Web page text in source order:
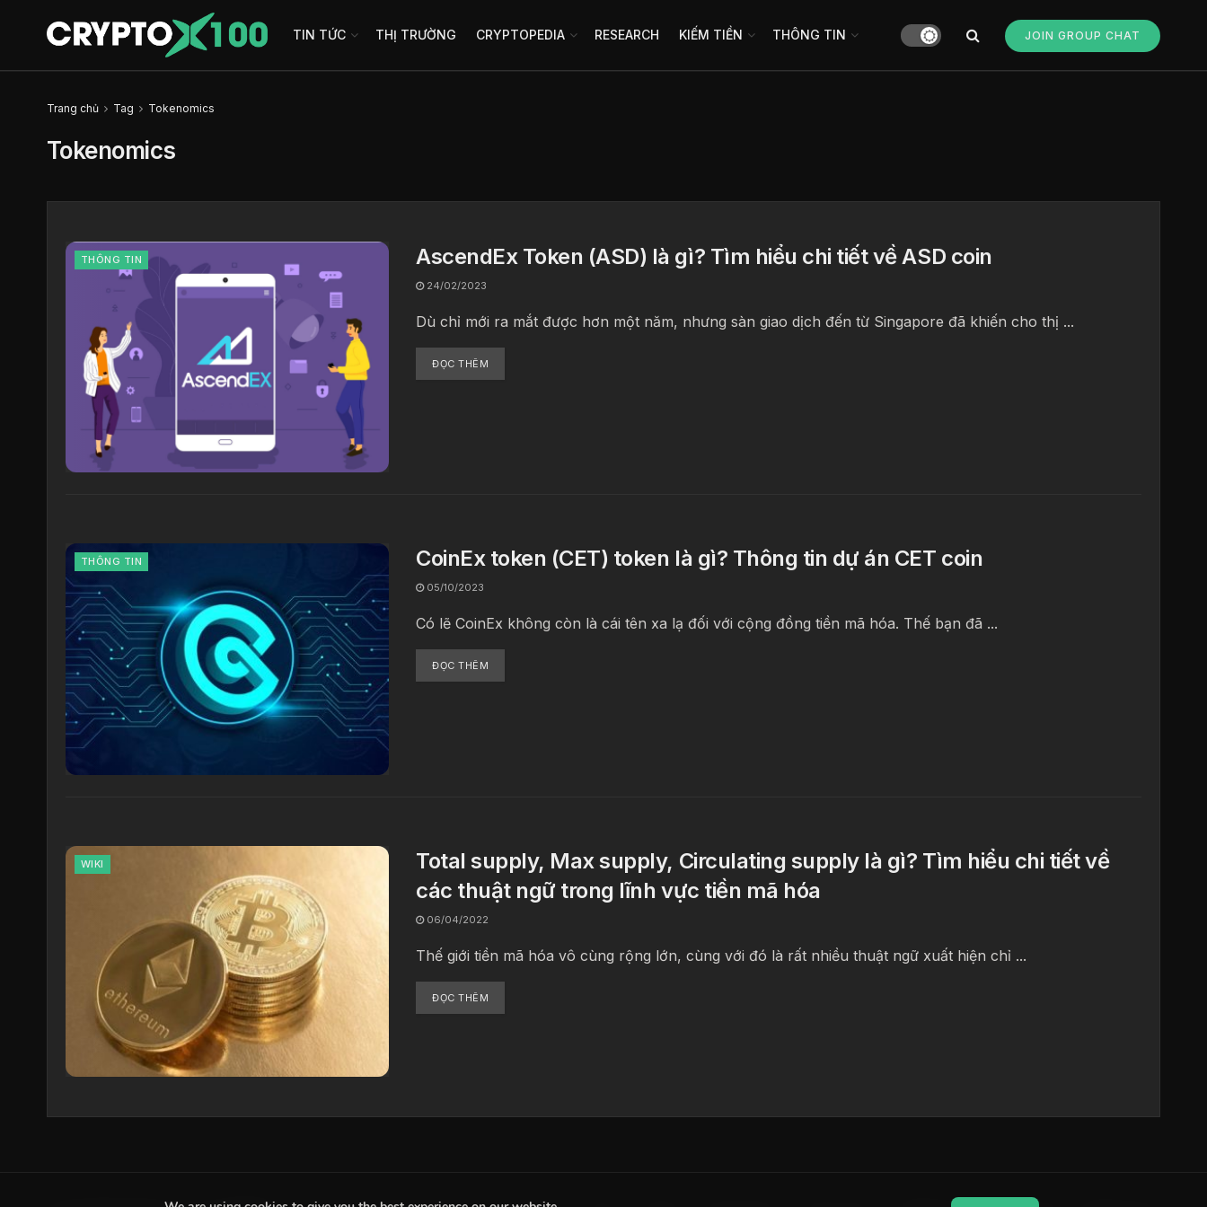
TIN TỨC THỊ TRƯỜNG CRYPTOPEDIA RESEARCH KIẾM TIỀN THÔNG TIN JOIN GROUP CHAT
Trang chủ Tag Tokenomics
Tokenomics
THÔNG TIN AscendEx Token (ASD) là gì? Tìm hiểu chi tiết về ASD coin
24/02/2023
Dù chỉ mới ra mắt được hơn một năm, nhưng sàn giao dịch đến từ Singapore đã khiến cho thị ...
ĐỌC THÊM
THÔNG TIN CoinEx token (CET) token là gì? Thông tin dự án CET coin
05/10/2023
Có lẽ CoinEx không còn là cái tên xa lạ đối với cộng đồng tiền mã hóa. Thế bạn đã ...
ĐỌC THÊM
WIKI
Total supply, Max supply, Circulating supply là gì? Tìm hiểu chi tiết về
các thuật ngữ trong lĩnh vực tiền mã hóa
06/04/2022
Thế giới tiền mã hóa vô cùng rộng lớn, cùng với đó là rất nhiều thuật ngữ xuất hiện chỉ ...
ĐỌC THÊM